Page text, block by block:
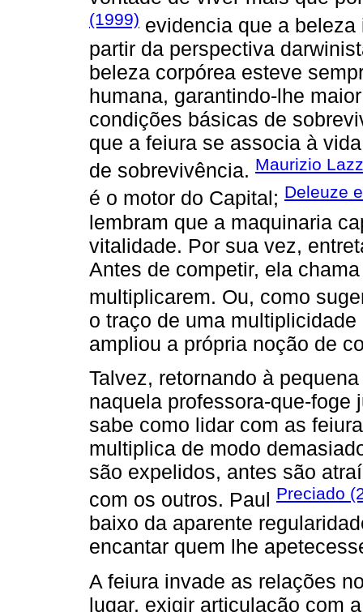
(1999) evidencia que a
partir da perspectiva
beleza corpórea esteve
humana, garantindo-lhe
condições básicas de
que a feiura se associa à
de sobrevivência. Maurizio
é o motor do Capital; Deleuze
lembram que a maquinaria
vitalidade. Por sua vez,
Antes de competir, ela
multiplicarem. Ou, como
o traço de uma
ampliou a própria noção de
Talvez, retornando à
naquela professora-que-foge
sabe como lidar com as
multiplica de modo
são expelidos, antes são
com os outros. Paul Preciado
baixo da aparente
encantar quem lhe
A feiura invade as relações
lugar, exigir articulação com